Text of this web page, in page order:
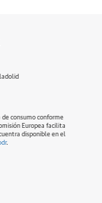
consumo conforme
Europea facilita
disponible en el
.